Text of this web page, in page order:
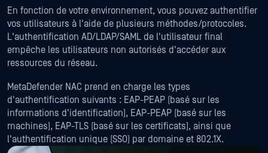
En fonction de votre environnement, vous pouvez authentifier
vos utilisateurs à l'aide de plusieurs méthodes/protocoles.
L'authentification AD/LDAP/SAML de l'utilisateur final
empêche les utilisateurs non autorisés d'accéder aux
ressources du réseau.
MetaDefender NAC prend en charge les types
d'authentification suivants : EAP-PEAP (basé sur les
informations d'identification), EAP-PEAP (basé sur les
machines), EAP-TLS (basé sur les certificats), ainsi que
l'authentification unique (SSO) par domaine et 802.1X.